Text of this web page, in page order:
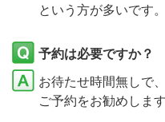
という方が多いです。
予約は必要ですか？
お待たせ時間無しで
ご予約をお勧めします